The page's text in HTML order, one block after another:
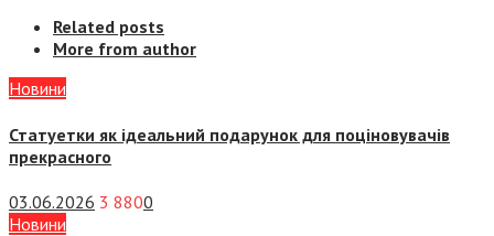
Related posts
More from author
Новини
Статуетки як ідеальний подарунок для поціновувачів
прекрасного
03.06.2026 3 8800
Новини